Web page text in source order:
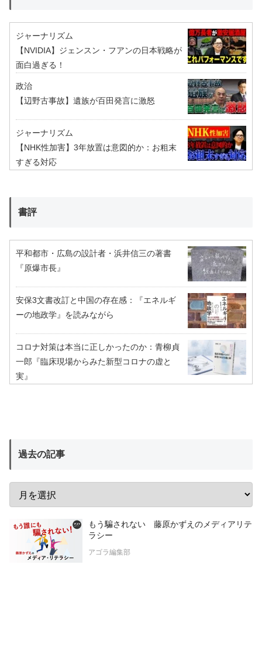
ジャーナリズム
【NVIDIA】ジェンスン・フアンの日本戦略が
面白過ぎる！
政治
【辺野古事故】遺族が百田発言に激怒
ジャーナリズム
【NHK性加害】3年放置は意図的か：お粗末
すぎる対応
書評
平和都市・広島の設計者・浜井信三の著書
『原爆市長』
安保3文書改訂と中国の存在感：『エネルギ
ーの地政学』を読みながら
コロナ対策は本当に正しかったのか：青柳貞
一郎『臨床現場からみた新型コロナの虚と
実』
過去の記事
もう騙されない 藤原かずえのメディアリテ
ラシー
アゴラ編集部